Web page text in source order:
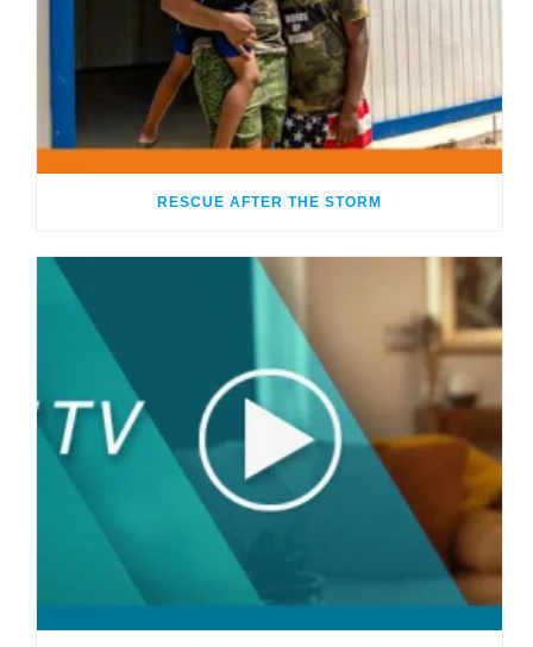
RESCUE AFTER THE STORM